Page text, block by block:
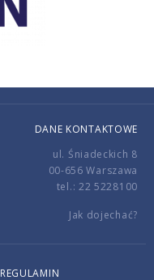
DANE KONTAKTOWE
ul. Śniadeckich 8
00-656 Warszawa
tel.: 22 5228100
Jak dojechać?
REGULAMIN